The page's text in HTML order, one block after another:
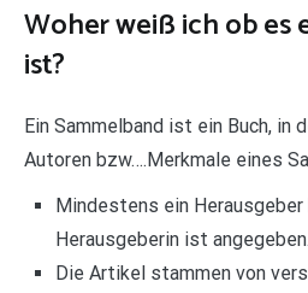
Woher weiß ich ob es
ist?
Ein Sammelband ist ein Buch, in
Autoren bzw….Merkmale eines
Mindestens ein Herausgeber
Herausgeberin ist angegeben.
Die Artikel stammen von